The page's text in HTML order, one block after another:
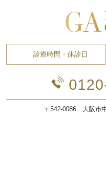
診療時間・休診日
〒542-0086 大阪市